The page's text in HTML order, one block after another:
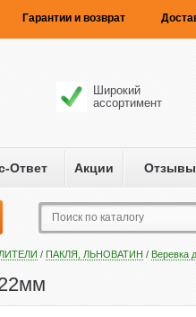
Гарантии и возврат
Широкий
ассортимент
Ответ Акции Отзывы
/ ПАКЛЯ, ЛЬНОВАТИН / Веревка